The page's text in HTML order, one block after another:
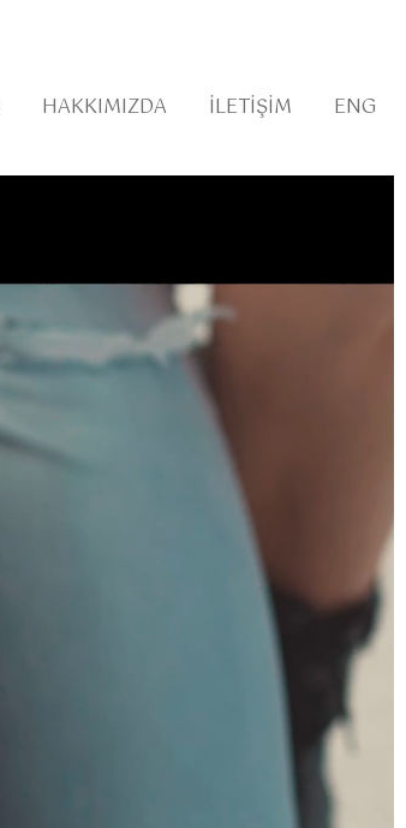
HAKKIMIZDA İLETIŞIM ENG